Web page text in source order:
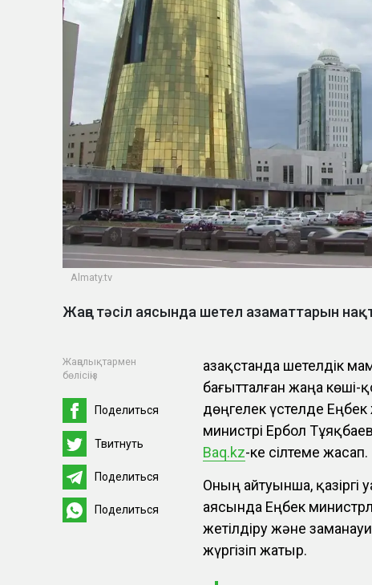
Аlmaty.tv
Жаңа тәсіл аясында шетел азаматтарын
Жаңалықтармен
бөлісіңіз
Поделиться
Твитнуть
Поделиться
Поделиться
Қазақстанда шетелдік
бағытталған жаңа көші-
дөңгелек үстелде Еңбек
министрі Ербол
Baq.kz-ке сілтеме жасап.
Оның айтуынша,
аясында Еңбек
жетілдіру және
жүргізіп жатыр.